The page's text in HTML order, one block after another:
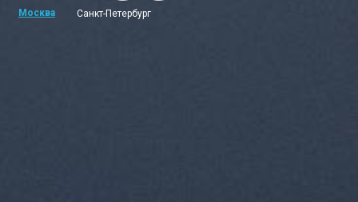
Москва Санкт-Петербург